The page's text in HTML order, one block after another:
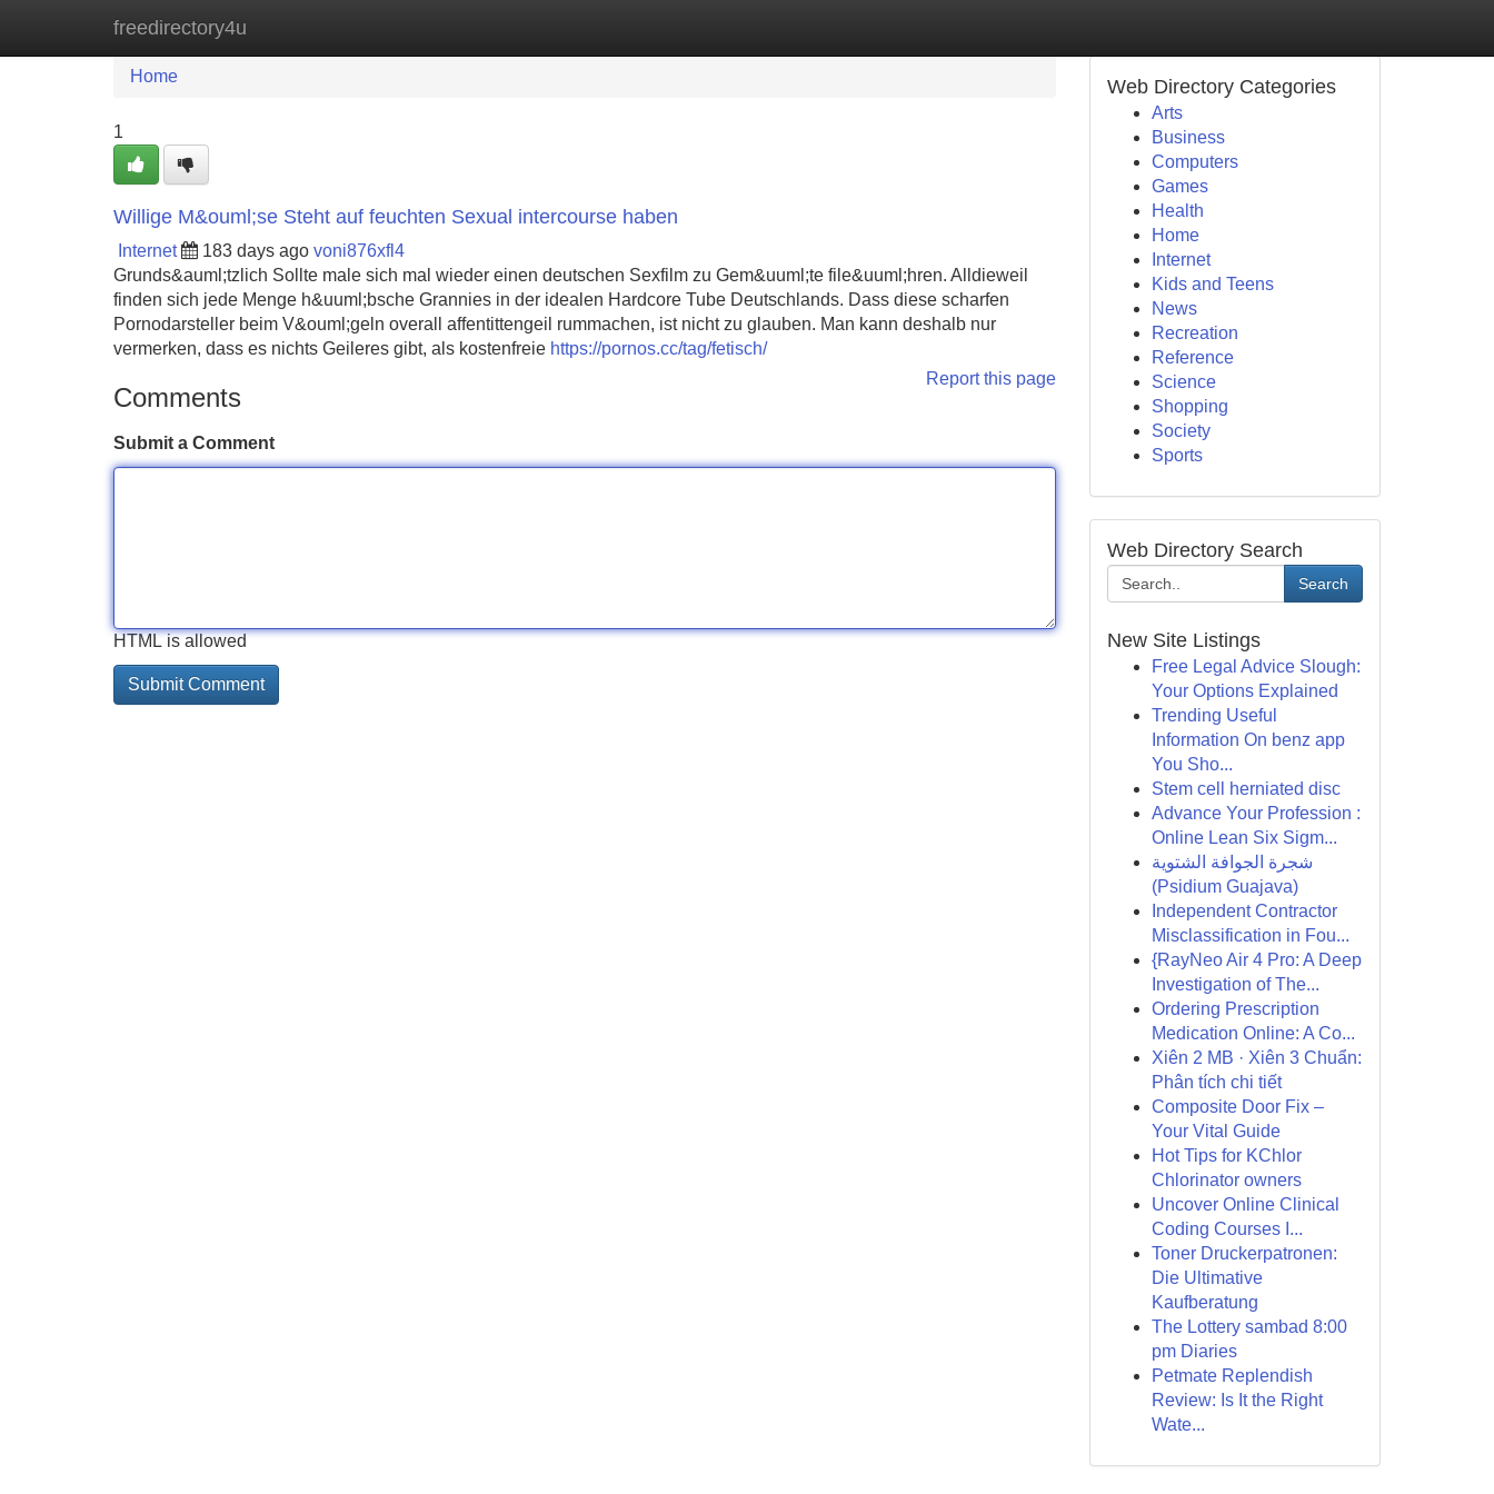
freedirectory4u
Home New Site Listings
Home
1
Willige M&ouml;se Steht auf feuchten Sexual intercourse haben
Internet 183 days ago voni876xfl4
Grunds&auml;tzlich Sollte male sich mal wieder einen deutschen Sexfilm zu Gem&uuml;te file&uuml;hren. Alldieweil
finden sich jede Menge h&uuml;bsche Grannies in der idealen Hardcore Tube Deutschlands. Dass diese scharfen
Pornodarsteller beim V&ouml;geln overall affentittengeil rummachen, ist nicht zu glauben. Man kann deshalb nur
vermerken, dass es nichts Geileres gibt, als kostenfreie https://pornos.cc/tag/fetisch/
Report this page
Comments
Submit a Comment
HTML is allowed
Web Directory Categories
Arts
Business
Computers
Games
Health
Home
Internet
Kids and Teens
News
Recreation
Reference
Science
Shopping
Society
Sports
Web Directory Search
Search
New Site Listings
Free Legal Advice Slough:
Your Options Explained
Trending Useful
Information On benz app
You Sho...
Stem cell herniated disc
Advance Your Profession :
Online Lean Six Sigm...
شجرة الجوافة الشتوية
(Psidium Guajava)
Independent Contractor
Misclassification in Fou...
{RayNeo Air 4 Pro: A Deep
Investigation of The...
Ordering Prescription
Medication Online: A Co...
Xiên 2 MB · Xiên 3 Chuẩn:
Phân tích chi tiết
Composite Door Fix –
Your Vital Guide
Hot Tips for KChlor
Chlorinator owners
Uncover Online Clinical
Coding Courses I...
Toner Druckerpatronen:
Die Ultimative
Kaufberatung
The Lottery sambad 8:00
pm Diaries
Petmate Replendish
Review: Is It the Right
Wate...